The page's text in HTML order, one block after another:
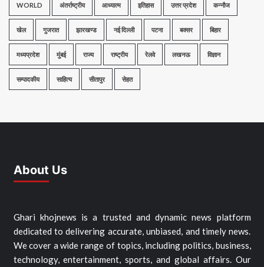
WORLD अंतर्राष्ट्रीय आध्यात्म इतिहास उत्तर प्रदेश कन्नौज
खेल गुजरात झारखण्ड नई दिल्ली पटना बक्सर बिहार
मध्यप्रदेश मुंबई राज्य राष्ट्रीय रेलवे लखनऊ विज्ञान
सम्पादकीय साहित्य सीतापुर सेहत
About Us
Ghari khojnews is a trusted and dynamic news platform
dedicated to delivering accurate, unbiased, and timely news.
We cover a wide range of topics, including politics, business,
technology, entertainment, sports, and global affairs. Our